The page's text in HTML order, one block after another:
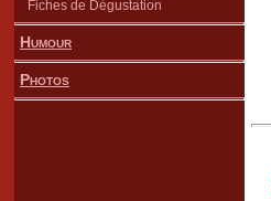
Fiches de Dégustation
Humour
Photos